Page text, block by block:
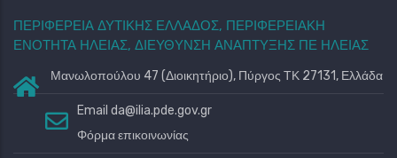
ΠΕΡΙΦΕΡΕΙΑ ΔΥΤΙΚΗΣ ΕΛΛΑΔΟΣ, ΠΕΡΙΦΕΡΕΙΑΚΗ
ΕΝΟΤΗΤΑ ΗΛΕΙΑΣ, ΔΙΕΥΘΥΝΣΗ ΑΝΑΠΤΥΞΗΣ ΠΕ ΗΛΕΙΑΣ
Μανωλοπούλου 47 (Διοικητήριο), Πύργος ΤΚ 27131, Ελλάδα
Email da@ilia.pde.gov.gr
Φόρμα επικοινωνίας